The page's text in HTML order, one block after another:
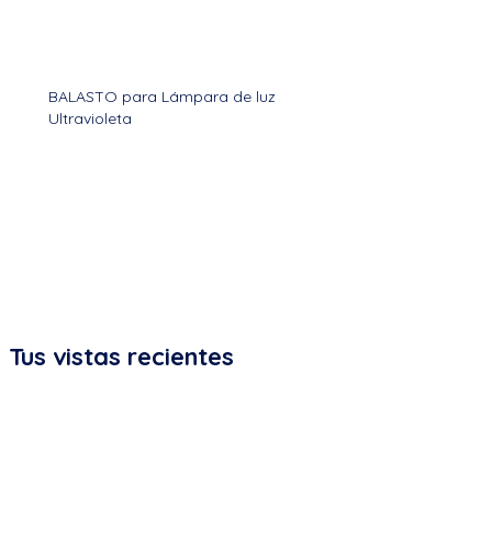
BALASTO para Lámpara de luz
Ultravioleta
Tus vistas recientes